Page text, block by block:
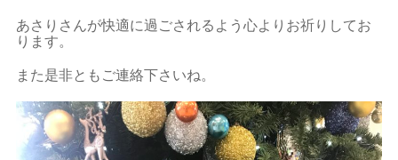
あさりさんが快適に過ごされるよう心よりお祈りしてお
ります。
また是非ともご連絡下さいね。